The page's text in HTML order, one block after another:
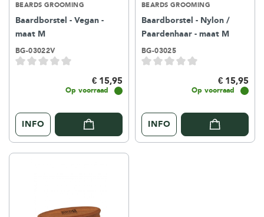
BEARDS GROOMING
Baardborstel - Vegan -
maat M
BG-03022V
€ 15,95
Op voorraad
INFO
BEARDS GROOMING
Baardborstel - Nylon /
Paardenhaar - maat M
BG-03025
€ 15,95
Op voorraad
INFO